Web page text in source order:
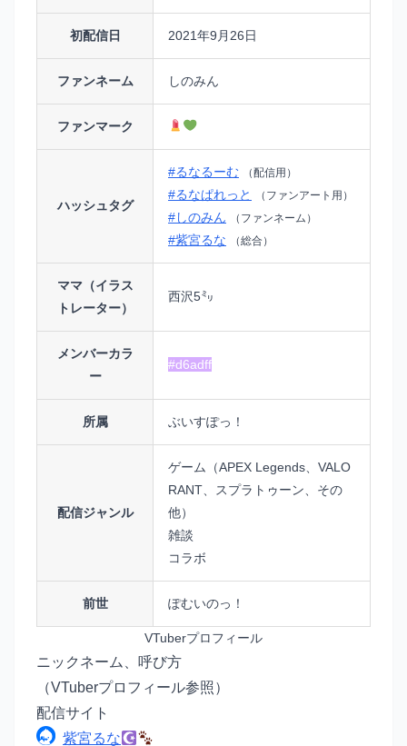
VTuberプロフィール
初配信日 2021年9月26日
ファンネーム しのみん
ファンマーク
ハッシュタグ
#るなるーむ （配信用）
#るなぱれっと （ファンアート用）
#しのみん （ファンネーム）
#紫宮るな （総合）
ママ（イラス
トレーター）
西沢5㍉
メンバーカラ
ー
#d6adff
所属 ぶいすぽっ！
配信ジャンル
ゲーム（APEX Legends、VALO
RANT、スプラトゥーン、その
他）
雑談
コラボ
前世 ぽむいのっ！
ニックネーム、呼び方
（VTuberプロフィール参照）
配信サイト
紫宮るな